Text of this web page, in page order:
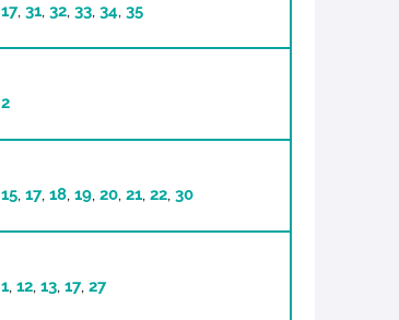
17,31,32,33,34,35
2
15,17,18,19,20,21,22,30
1,12,13,17,27